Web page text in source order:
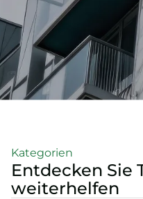
Kategorien
Entdecken Sie
weiterhelfen